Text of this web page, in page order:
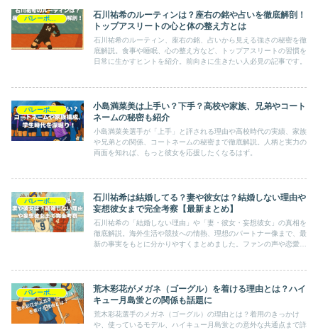
バレーボール
石川祐希のルーティンは？座右の銘や占いを徹底解剖！
トップアスリートの心と体の整え方とは
石川祐希のルーティン、座右の銘、占いから見える強さの秘密を徹
底解説。食事や睡眠、心の整え方など、トップアスリートの習慣を
日常に生かすヒントを紹介。前向きに生きたい人必見の記事です。
小島満菜美は上手い？下手？高校や家族、兄弟やコート
ネームの秘密も紹介
小島満菜美選手が「上手」と評される理由や高校時代の実績、家族
や兄弟との関係、コートネームの秘密まで徹底解説。人柄と実力の
両面を知れば、もっと彼女を応援したくなるはず。
石川祐希は結婚してる？妻や彼女は？結婚しない理由や
妄想彼女まで完全考察【最新まとめ】
石川祐希の「結婚しない理由」や「妻・彼女・妄想彼女」の真相を
徹底解説。海外生活や競技への情熱、理想のパートナー像まで、最
新の事実をもとに分かりやすくまとめました。ファンの声や恋愛観
荒木彩花がメガネ（ゴーグル）を着ける理由とは？ハイ
キュー月島蛍との関係も話題に
荒木彩花選手のメガネ（ゴーグル）の理由とは？着用のきっかけ
や、使っているモデル、ハイキュー月島蛍との意外な共通点まで詳